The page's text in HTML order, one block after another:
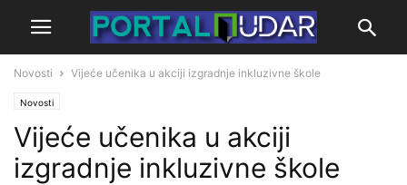
Novosti Vijeće učenika u akciji izgradnje inkluzivne škole
Novosti
Vijeće učenika u akciji
izgradnje inkluzivne škole